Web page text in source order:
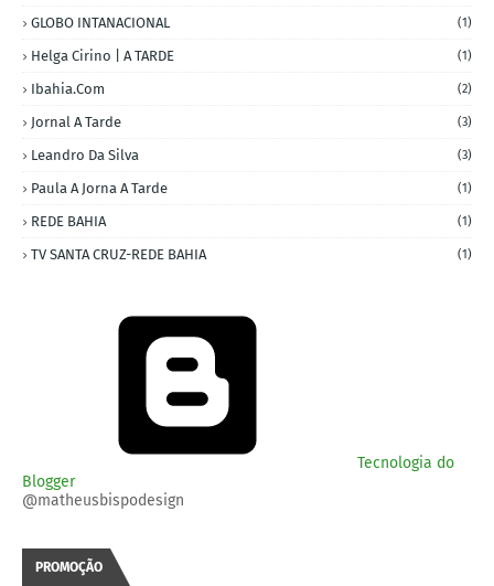
GLOBO INTANACIONAL (1)
Helga Cirino | A TARDE (1)
Ibahia.com (2)
Jornal A Tarde (3)
Leandro Da Silva (3)
Paula A Jorna A Tarde (1)
REDE BAHIA (1)
TV SANTA CRUZ-REDE BAHIA (1)
Tecnologia do
Blogger
@matheusbispodesign
PROMOÇÃO